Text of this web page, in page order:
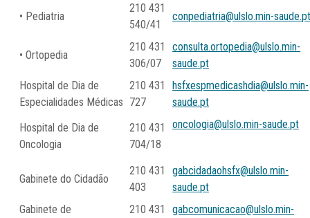
• Pediatria
210 431
540/41
conpediatria@ulslo.min-
• Ortopedia
210 431
306/07
consulta.ortopedia@ulslo.min-
saude.pt
Hospital de Dia de
Especialidades Médicas
210 431
727
hsfxespmedicashdia@ulslo.min-
saude.pt
Hospital de Dia de
Oncologia
210 431
704/18
oncologia@ulslo.min-saude.pt
Gabinete do Cidadão
210 431
403
gabcidadaohsfx@ulslo.min-
saude.pt
Gabinete de
210 431
gabcomunicacao@ulslo.min-